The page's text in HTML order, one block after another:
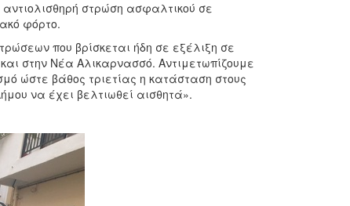
στρώση ασφαλτικού σε
φόρτο.
που βρίσκεται ήδη σε εξέλιξη σε
στην Νέα Αλικαρνασσό. Αντιμετωπίζουμε
ώστε βάθος τριετίας η κατάσταση στους
να έχει βελτιωθεί αισθητά».